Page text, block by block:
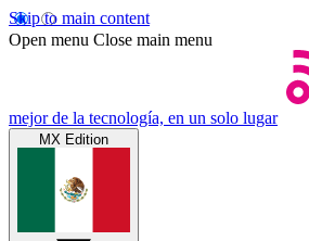
Skip to main content
Open menu Close main menu
mejor de la tecnología, en un solo lugar
MX Edition